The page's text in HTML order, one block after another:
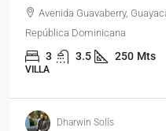
Avenida Guavaberry,
República Dominicana
3 3.5 250 Mts
VILLA
Dharwin Solís